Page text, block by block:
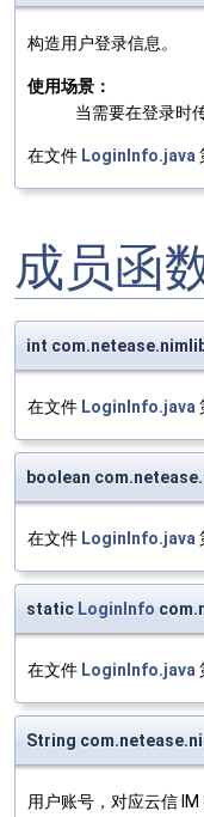
构造用户登录信息。
使用场景：
当需要在登录时
在文件 LoginInfo.java
成员函
int
在文件 LoginInfo.java
boolean
在文件 LoginInfo.java
static LoginInfo
在文件 LoginInfo.java
String
用户账号，对应云信 IM